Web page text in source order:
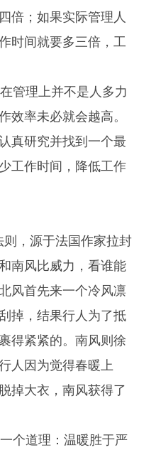
倍；如果实际管理人
时间就要多三倍，工
管理上并不是人多力
效率未必就会越高。
真研究并找到一个最
工作时间，降低工作
则，源于法国作家拉封
南风比威力，看谁能
风首先来一个冷风凛
掉，结果行人为了抵
得紧紧的。南风则徐
人因为觉得春暖上
掉大衣，南风获得了
个道理：温暖胜于严